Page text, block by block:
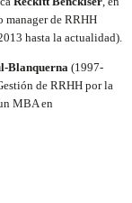
manager de RRHH
hasta la actualidad).
Blanquerna (1997-
de RRHH por la
MBA en